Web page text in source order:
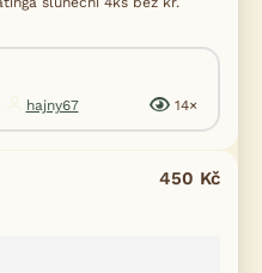
hajny67 14×
450 Kč